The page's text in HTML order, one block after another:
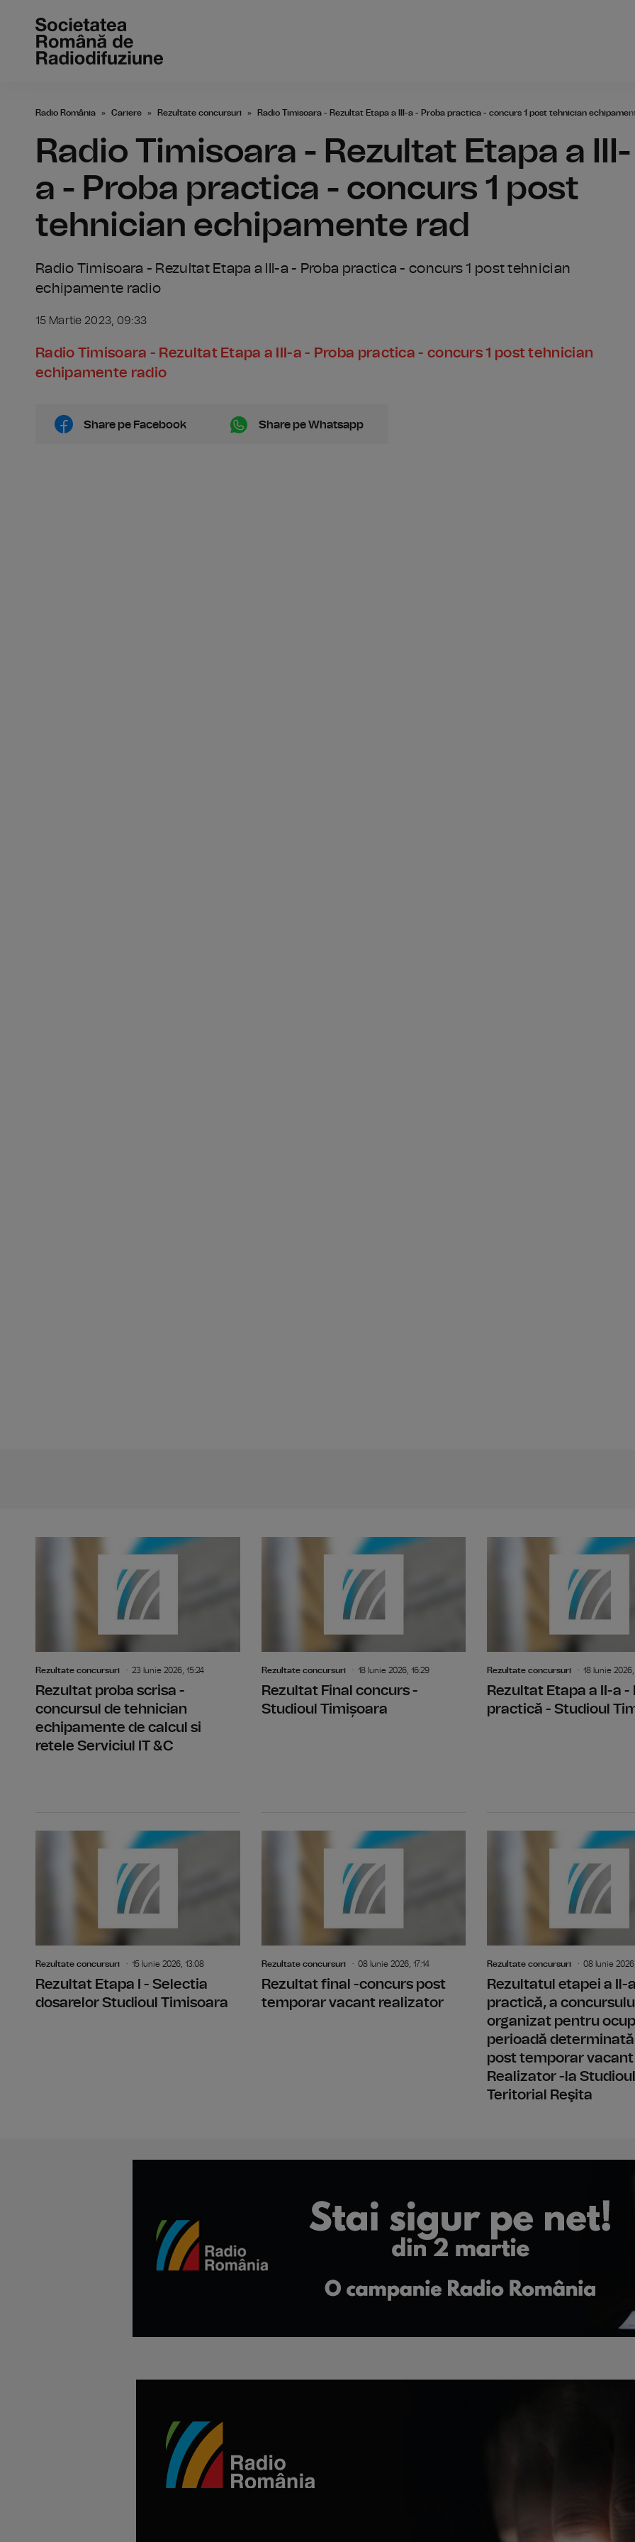
Radio România Cariere Rezultate concursuri Radio Timisoara - Rezultat Etapa a III-a - Proba practica - concurs 1 post tehnician
Radio Timisoara - Rezultat Etapa a III-
a - Proba practica - concurs 1 post
tehnician echipamente rad
Radio Timisoara - Rezultat Etapa a III-a - Proba practica - concurs 1 post tehnician
echipamente radio
15 Martie 2023, 09:33
Radio Timisoara - Rezultat Etapa a III-a - Proba practica - concurs 1 post tehnician
echipamente radio
Share pe Facebook Share pe Whatsapp
Rezultate concursuri 23 Iunie 2026, 15:24
Rezultat proba scrisa -
concursul de tehnician
echipamente de calcul si
retele Serviciul IT &C
Rezultat proba scrisa - concursul de
Rezultate concursuri 18 Iunie 2026, 16:29
Rezultat Final concurs -
Studioul Timișoara
Rezultate concursuri 18 Iunie 2026,
Rezultat Etapa a II-a -
practică - Studioul
Rezultate concursuri 15 Iunie 2026, 13:08
Rezultat Etapa I - Selectia
dosarelor Studioul Timisoara
Rezultate concursuri 08 Iunie 2026, 17:14
Rezultat final -concurs post
temporar vacant realizator
Rezultate concursuri 08 Iunie
Rezultatul etapei a Il-
practică, a
organizat pentru
perioadă determinată
post temporar vacant
Realizator -la Studioul
Teritorial Reşita